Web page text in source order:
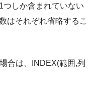
しか含まれていない
はそれぞれ省略するこ
合は、INDEX(範囲,列